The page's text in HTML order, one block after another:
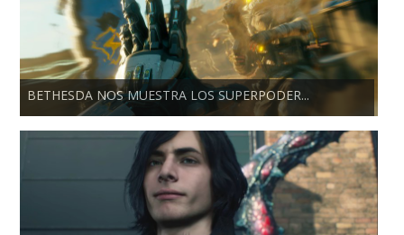
BETHESDA NOS MUESTRA LOS SUPERPODER...